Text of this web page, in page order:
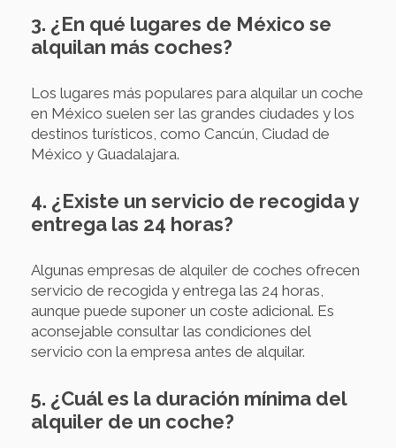
3. ¿En qué lugares de México se
alquilan más coches?
Los lugares más populares para alquilar un coche
en México suelen ser las grandes ciudades y los
destinos turísticos, como Cancún, Ciudad de
México y Guadalajara.
4. ¿Existe un servicio de recogida y
entrega las 24 horas?
Algunas empresas de alquiler de coches ofrecen
servicio de recogida y entrega las 24 horas,
aunque puede suponer un coste adicional. Es
aconsejable consultar las condiciones del
servicio con la empresa antes de alquilar.
5. ¿Cuál es la duración mínima del
alquiler de un coche?